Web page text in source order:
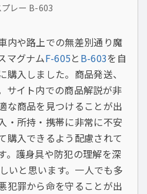
レー B-603
内や路上での無差別通り魔
マグナムF-605と B-603を自
入しました。商品発送、
サイト内での商品解説が非
な商品を見つけることが出
・所持・携帯に非常に不安
購入できるよう配慮されて
。護身具や防犯の理解を深
いと思います。一人でも多
犯罪から命を守ることが出